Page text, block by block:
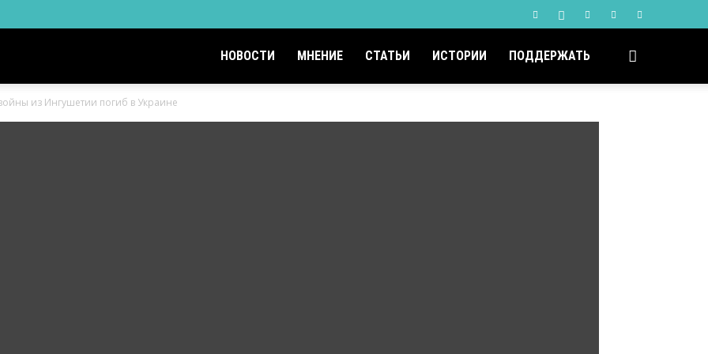
НОВОСТИ МНЕНИЕ СТАТЬИ ИСТОРИИ ПОДДЕРЖАТЬ
из Ингушетии погиб в Украине